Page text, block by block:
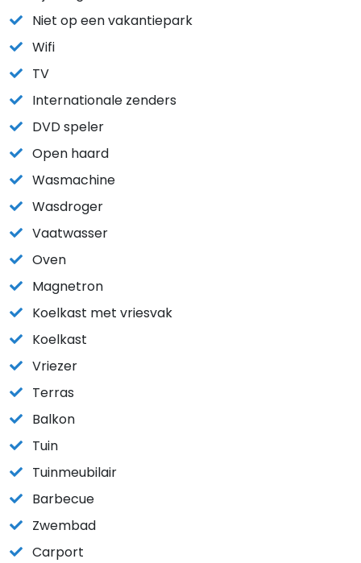
Niet op een vakantiepark
Wifi
TV
Internationale zenders
DVD speler
Open haard
Wasmachine
Wasdroger
Vaatwasser
Oven
Magnetron
Koelkast met vriesvak
Koelkast
Vriezer
Terras
Balkon
Tuin
Tuinmeubilair
Barbecue
Zwembad
Carport